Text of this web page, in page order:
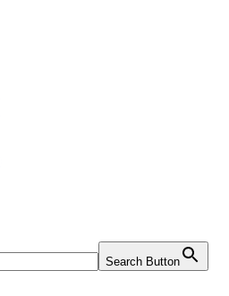
Search Button